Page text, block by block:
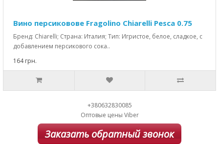
Вино персиковове Fragolino Chiarelli Pesca 0.75
Бренд: Chiarelli; Страна: Италия; Тип: Игристое, белое, сладкое, с
добавлением персикового сока..
164 грн.
+380632830085
Оптовые цены Viber
Заказать обратный звонок